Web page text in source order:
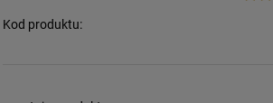
Kod produktu: